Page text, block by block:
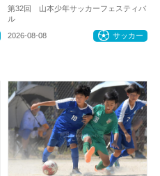
第32回 山本少年サッカーフェスティバ
ル
2026-08-08 サッカー